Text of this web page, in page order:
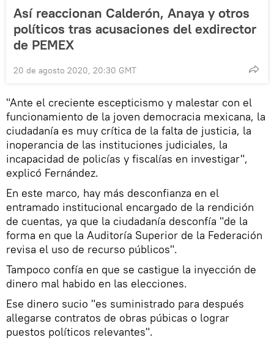
Así reaccionan Calderón, Anaya y otros
políticos tras acusaciones del exdirector
de PEMEX
20 de agosto 2020, 20:30 GMT
"Ante el creciente escepticismo y malestar con el
funcionamiento de la joven democracia mexicana, la
ciudadanía es muy crítica de la falta de justicia, la
inoperancia de las instituciones judiciales, la
incapacidad de policías y fiscalías en investigar",
explicó Fernández.
En este marco, hay más desconfianza en el
entramado institucional encargado de la rendición
de cuentas, ya que la ciudadanía desconfía "de la
forma en que la Auditoría Superior de la Federación
revisa el uso de recurso públicos".
Tampoco confía en que se castigue la inyección de
dinero mal habido en las elecciones.
Ese dinero sucio "es suministrado para después
allegarse contratos de obras púbicas o lograr
puestos políticos relevantes".